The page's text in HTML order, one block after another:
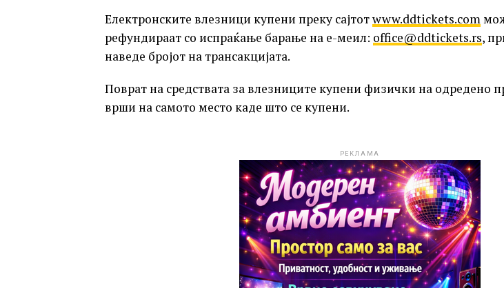
Електронските влезници купени преку сајтотwww.ddtickets.com
рефундираат со испраќање барање на е-меил: office@ddtickets.rs,
наведе бројот на трансакцијата.
Поврат на средствата за влезниците купени физички на одредено
врши на самото место каде што се купени.
РЕКЛАМА